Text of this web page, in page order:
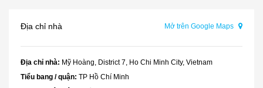
Địa chỉ nhà Mở trên Google Maps
Địa chỉ nhà: Mỹ Hoàng, District 7, Ho Chi Minh City, Vietnam
Tiểu bang / quận: TP Hồ Chí Minh